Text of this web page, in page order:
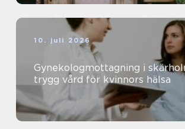
10. juli 2026
Gynekologmottagning i
trygg vård för kvinnors hälsa